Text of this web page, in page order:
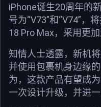
iPhone诞生20周年的
号为“V73”和“V74”，
18 Pro Max，采用更
知情人士透露，新机
并使用包裹机身边缘
为，这款产品有望成
一次设计升级，并进